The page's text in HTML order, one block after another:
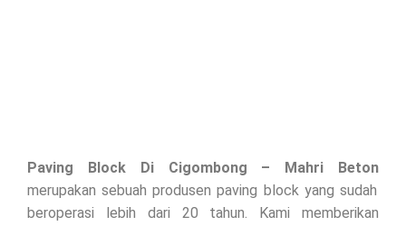
Paving Block Di Cigombong – Mahri Beton
merupakan sebuah produsen paving block yang sudah
beroperasi lebih dari 20 tahun. Kami memberikan